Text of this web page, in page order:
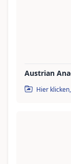
Austrian
Hier